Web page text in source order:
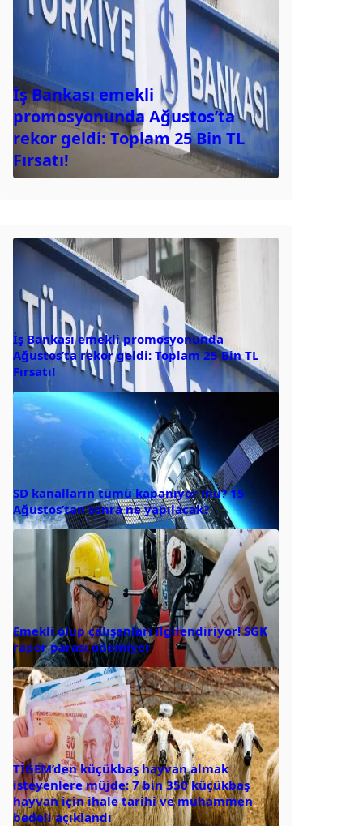
İş Bankası emekli
promosyonunda Ağustos’ta
rekor geldi: Toplam 25 Bin TL
Fırsatı!
İş Bankası emekli promosyonunda
Ağustos’ta rekor geldi: Toplam 25 Bin TL
Fırsatı!
SD kanalların tümü kapanıyor mu? 15
Ağustos’tan sonra ne yapılacak?
Emekli olup çalışanları ilgilendiriyor! SGK
rapor parası ödemiyor
TİGEM’den küçükbaş hayvan almak
isteyenlere müjde: 7 bin 350 küçükbaş
hayvan için ihale tarihi ve muhammen
bedeli açıklandı